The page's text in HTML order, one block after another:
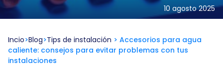
10 agosto 2025
Incio>Blog>Tips de instalación > Accesorios para agua
caliente: consejos para evitar problemas con tus
instalaciones